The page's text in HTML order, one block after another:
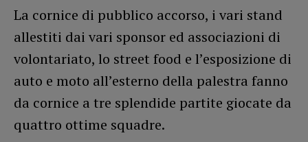
La cornice di pubblico accorso, i vari stand
allestiti dai vari sponsor ed associazioni di
volontariato, lo street food e l’esposizione di
auto e moto all’esterno della palestra fanno
da cornice a tre splendide partite giocate da
quattro ottime squadre.